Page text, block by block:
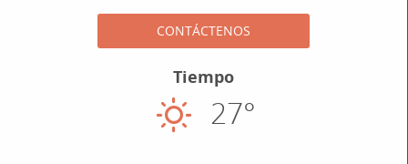
CONTÁCTENOS
Tiempo
Soleado
27°